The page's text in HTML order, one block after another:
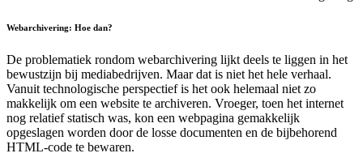
Webarchivering: Hoe dan?
De problematiek rondom webarchivering lijkt deels te liggen in het
bewustzijn bij mediabedrijven. Maar dat is niet het hele verhaal.
Vanuit technologische perspectief is het ook helemaal niet zo
makkelijk om een website te archiveren. Vroeger, toen het internet
nog relatief statisch was, kon een webpagina gemakkelijk
opgeslagen worden door de losse documenten en de bijbehorend
HTML-code te bewaren.